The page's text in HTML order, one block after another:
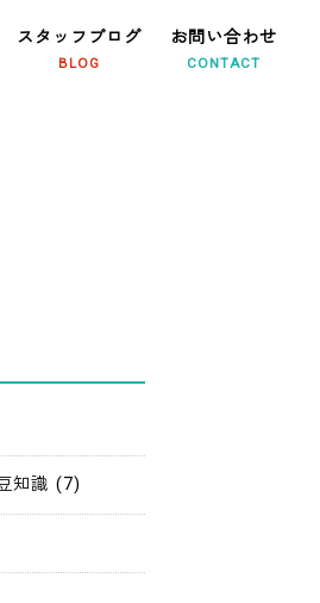
スタッフブログ
BLOG
お問い合わせ
CONTACT
知識 (7)